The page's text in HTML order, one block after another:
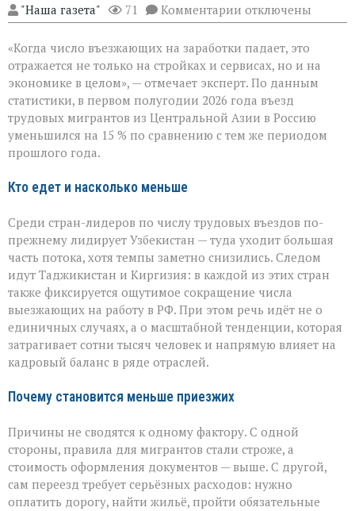
"Наша газета" 71 Комментарии к
записи
труда
чувствует
перемену»:
поток
трудовых
мигрантов
в
РФ
отключены
«Когда число въезжающих на заработки падает, это
отражается не только на стройках и сервисах, но и на
экономике в целом», — отмечает эксперт. По данным
статистики, в первом полугодии 2026 года въезд
трудовых мигрантов из Центральной Азии в Россию
уменьшился на 15 % по сравнению с тем же периодом
прошлого года.
Кто едет и насколько меньше
Среди стран-лидеров по числу трудовых въездов по-
прежнему лидирует Узбекистан — туда уходит большая
часть потока, хотя темпы заметно снизились. Следом
идут Таджикистан и Киргизия: в каждой из этих стран
также фиксируется ощутимое сокращение числа
выезжающих на работу в РФ. При этом речь идёт не о
единичных случаях, а о масштабной тенденции, которая
затрагивает сотни тысяч человек и напрямую влияет на
кадровый баланс в ряде отраслей.
Почему становится меньше приезжих
Причины не сводятся к одному фактору. С одной
стороны, правила для мигрантов стали строже, а
стоимость оформления документов — выше. С другой,
сам переезд требует серьёзных расходов: нужно
оплатить дорогу, найти жильё, пройти обязательные